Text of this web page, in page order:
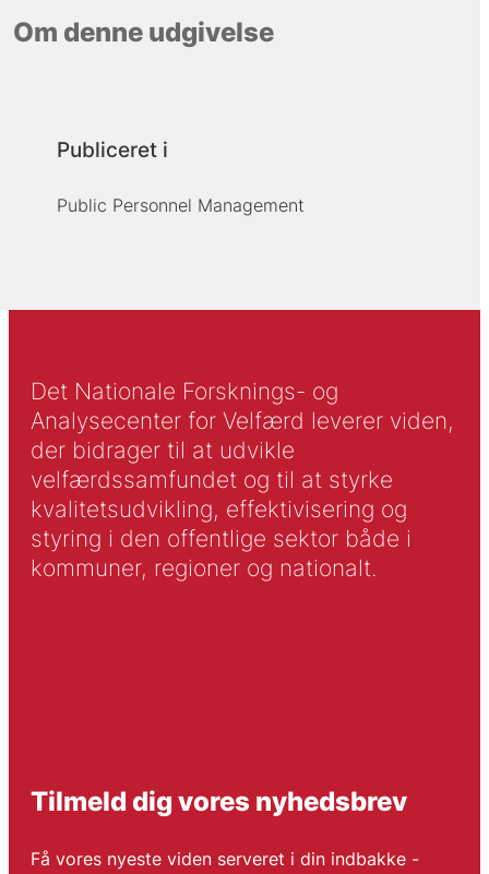
Om denne udgivelse
Publiceret i
Public Personnel Management
Det Nationale Forsknings- og
Analysecenter for Velfærd leverer viden,
der bidrager til at udvikle
velfærdssamfundet og til at styrke
kvalitetsudvikling, effektivisering og
styring i den offentlige sektor både i
kommuner, regioner og nationalt.
Tilmeld dig vores nyhedsbrev
Få vores nyeste viden serveret i din indbakke -